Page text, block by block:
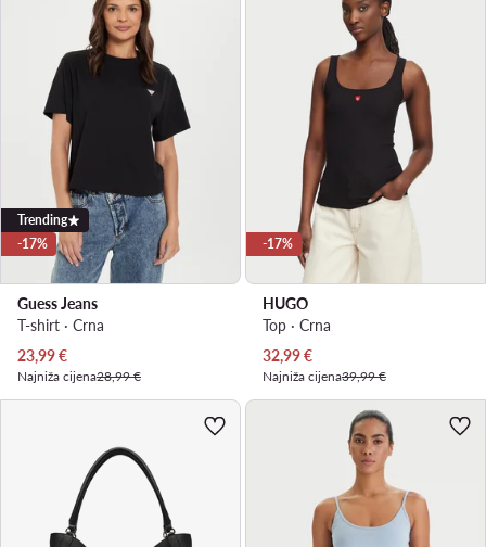
Trending
-17%
Guess Jeans
T-shirt · Crna
Trenutna cijena
23,99€
Najniža cijena28,99 €
-17%
HUGO
Top · Crna
Trenutna cijena
32,99€
Najniža cijena39,99 €